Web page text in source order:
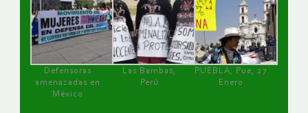
Defensoras
amenazadas en
México
Las Bambas,
Perú
PUEBLA, Pue, 27
Enero